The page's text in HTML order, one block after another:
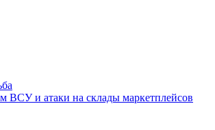
ВСУ и атаки на склады маркетплейсов